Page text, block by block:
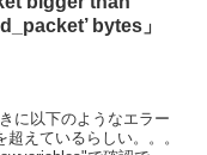
bytes」
に以下のようなエラー
えているらしい。。。